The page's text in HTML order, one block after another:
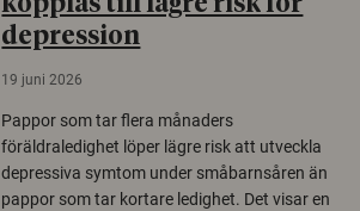
kopplas till lägre risk för
depression
19 juni 2026
Pappor som tar flera månaders
föräldraledighet löper lägre risk att utveckla
depressiva symtom under småbarnsåren än
pappor som tar kortare ledighet. Det visar en